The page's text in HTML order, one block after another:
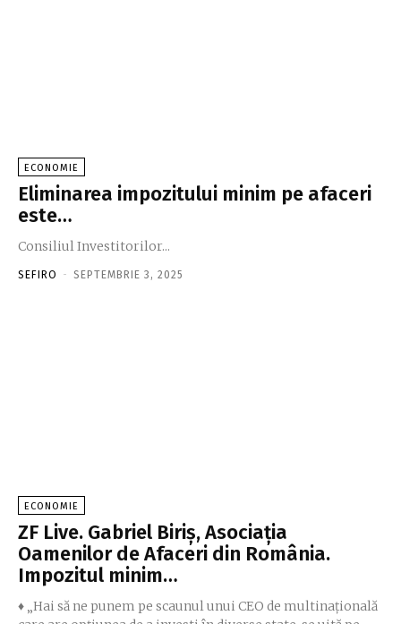
ECONOMIE
Eliminarea impozitului minim pe afaceri
este…
Consiliul Investitorilor...
SEFIRO - SEPTEMBRIE 3, 2025
ECONOMIE
ZF Live. Gabriel Biriş, Asociaţia
Oamenilor de Afaceri din România.
Impozitul minim…
♦ „Hai să ne punem pe scaunul unui CEO de multinaţională